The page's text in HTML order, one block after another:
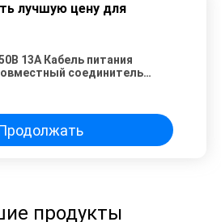
лучшую цену для
13А Кабель питания
соединитель
продукты